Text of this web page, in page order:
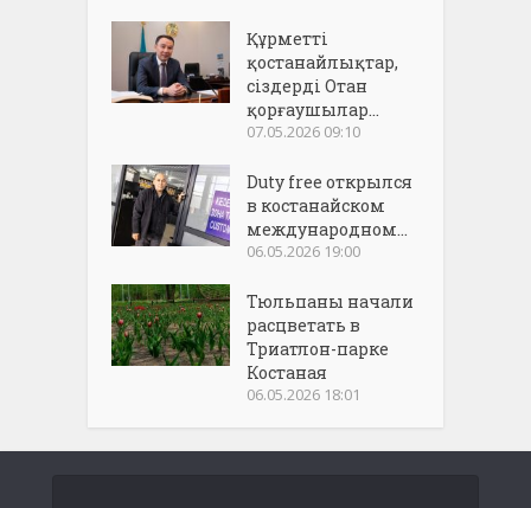
Құрметті
қостанайлықтар,
сіздерді Отан
қорғаушылар...
07.05.2026 09:10
Duty free открылся
в костанайском
международном...
06.05.2026 19:00
Тюльпаны начали
расцветать в
Триатлон-парке
Костаная
06.05.2026 18:01